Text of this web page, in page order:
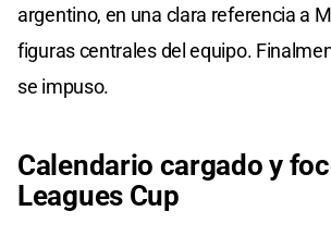
argentino, en una clara referencia a
figuras centrales del equipo.
se impuso.
Calendario cargado y
Leagues Cup